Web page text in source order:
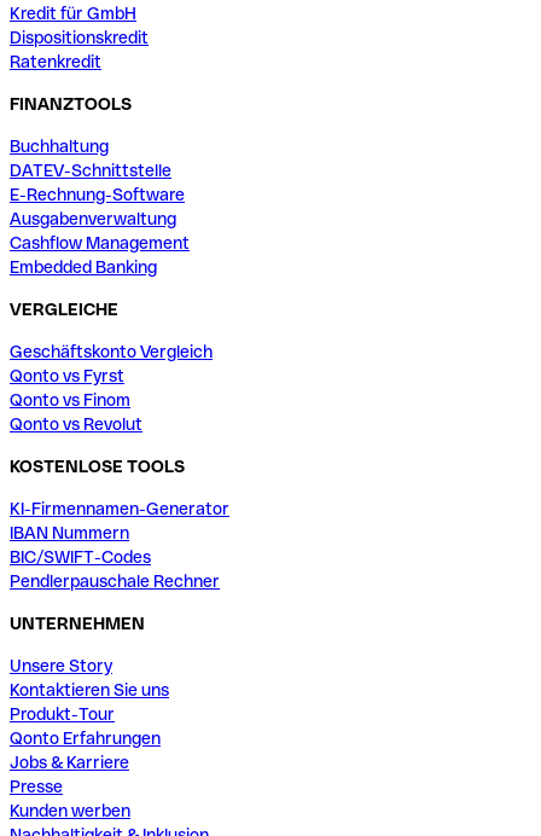
Kredit für GmbH
Dispositionskredit
Ratenkredit
FINANZTOOLS
Buchhaltung
DATEV-Schnittstelle
E-Rechnung-Software
Ausgabenverwaltung
Cashflow Management
Embedded Banking
VERGLEICHE
Geschäftskonto Vergleich
Qonto vs Fyrst
Qonto vs Finom
Qonto vs Revolut
KOSTENLOSE TOOLS
KI-Firmennamen-Generator
IBAN Nummern
BIC/SWIFT-Codes
Pendlerpauschale Rechner
UNTERNEHMEN
Unsere Story
Kontaktieren Sie uns
Produkt-Tour
Qonto Erfahrungen
Jobs & Karriere
Presse
Kunden werben